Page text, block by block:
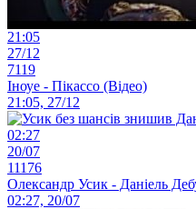
21:05
27/12
7119
Іноуе - Пікассо (Відео)
21:05, 27/12
02:27
20/07
11176
Олександр Усик - Даніель
02:27, 20/07